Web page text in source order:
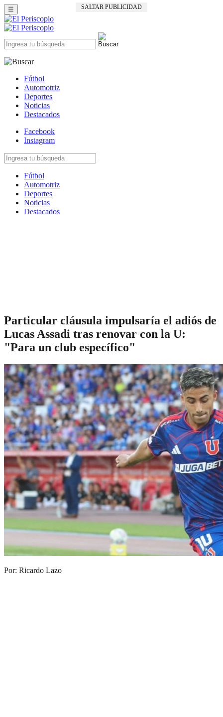
SALTAR PUBLICIDAD
☰
Fútbol
Automotriz
Deportes
Noticias
Destacados
Facebook
Instagram
Fútbol
Automotriz
Deportes
Noticias
Destacados
Particular cláusula impulsaría el adiós de
Lucas Assadi tras renovar con la U:
"Para un club específico"
Por: Ricardo Lazo